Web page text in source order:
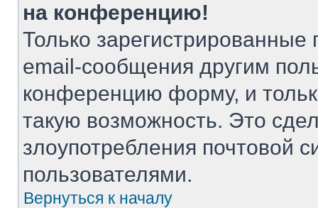
на конференцию!
Только зарегистрированные
email-сообщения другим
конференцию форму, и
такую возможность. Это
злоупотребления почтовой
пользователями.
Вернуться к началу